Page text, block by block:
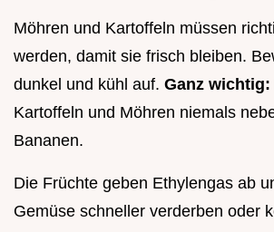
Möhren und Kartoffeln müssen
werden, damit sie frisch bleiben.
dunkel und kühl auf. Ganz wichtig:
Kartoffeln und Möhren niemals
Bananen.
Die Früchte geben Ethylengas ab
Gemüse schneller verderben oder